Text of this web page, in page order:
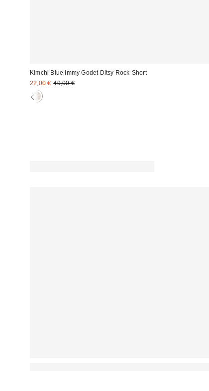
Kimchi Blue Immy Godet Ditsy Rock-Short
Sale
Preis:
22,00 € Original
49,00 €